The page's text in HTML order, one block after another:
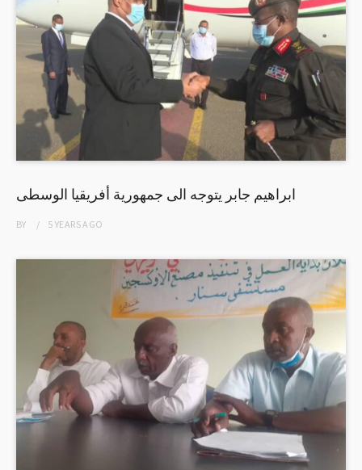
ابراهيم جابر يتوجه الى جمهورية أفريقيا الوسطى
BY 5 YEARSAGO